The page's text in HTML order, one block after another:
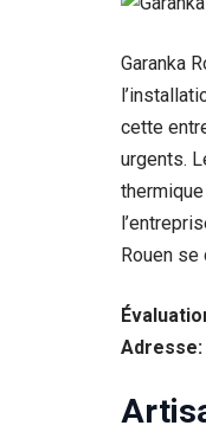
Garanka
cette
urgents.
Rouen
Adresse:
Nécessaire
Ces cookies ne
facultatifs. Ils
nécessaires au